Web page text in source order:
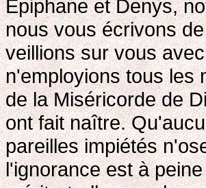
Épiphane et Denys,
nous vous écrivons
veillions sur vous
n'employions tous les
de la Miséricorde de
ont fait naître.
pareilles impiétés
l'ignorance est à